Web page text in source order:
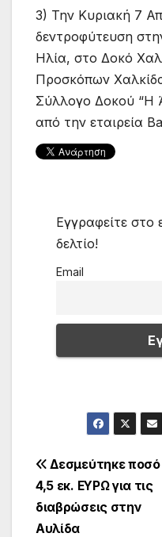
3) Την Κυριακή 7
δεντροφύτευση
Ηλία, στο Δοκό
Προσκόπων
Σύλλογο Δοκού “Η
από την εταιρεία
Εγγραφείτε στο
δελτίο!
Email
Πλοήγηση
άρθρων
Δεσμεύτηκε ποσό
4,5 εκ. ΕΥΡΩ για τις
διαβρώσεις στην
Αυλίδα